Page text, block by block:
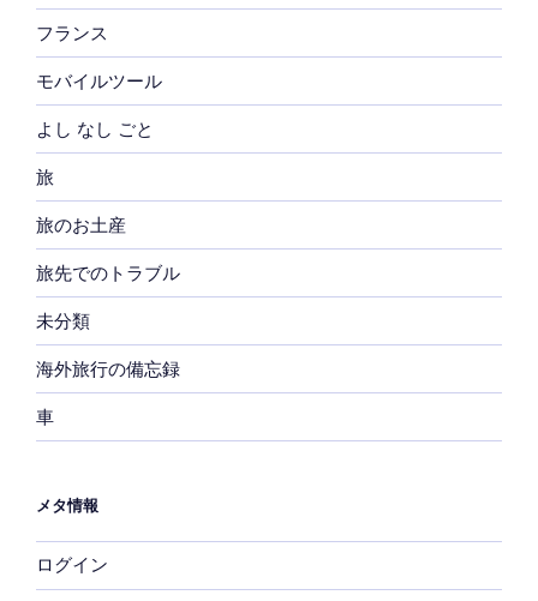
フランス
モバイルツール
よし なし ごと
旅
旅のお土産
旅先でのトラブル
未分類
海外旅行の備忘録
車
メタ情報
ログイン